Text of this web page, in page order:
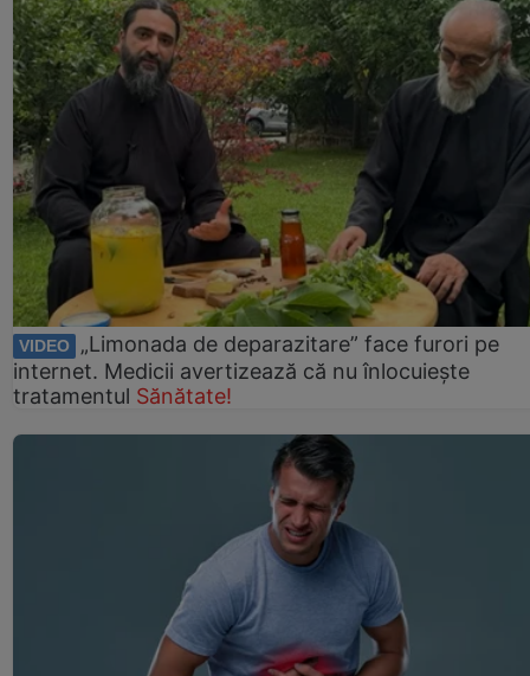
VIDEO
„Limonada de deparazitare” face furori pe
internet. Medicii avertizează că nu înlocuiește
tratamentul Sănătate!